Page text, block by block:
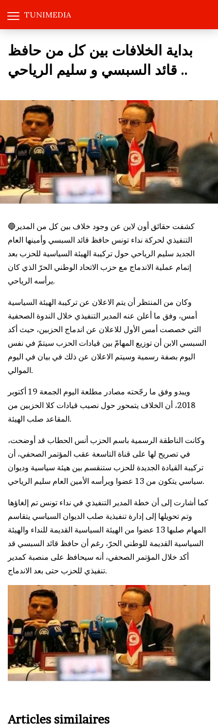
TUNIMEDIA
بداية الخلافات بين كل من حافظ
قائد السبسي و سليم الرياحي ..
🔵كشفت حقائق أون لاين عن وجود خلاف بين كل من المدير
التنفيذي لحركة نداء تونس حافظ قائد السبسي وأمينها العام
الجديد سليم الرياحي حول تركيبة الهيئة السياسية للحزب بعد
إتمام عملية الاندماج مع حزب الاتحاد الوطني الحرّ الذي كان
يرأسه الرياحي.
وكان من المنتظر أن يتم الاعلان عن تركيبة الهيئة السياسية
أمس، وفق ما أعلن عنه المدير التنفيذي خلال الندوة الصحفية
التي خصصت أمس الأول للاعلان عن اندماج الحزبين، حيث أكد
السبسي الابن أن توزيع المهامّ بين قيادات الحزب سيتمّ في نفس
اليوم بصفة رسمية وسيتم الاعلان عن ذلك في بيان في اليوم
الموالي.
ويبدو وفق ما رجّحته مصادر مطلعة اليوم الجمعة 19 أكتوبر
2018، أن الخلاف يتمحور حول نصيب قيادات كلا الحزبين من
المقاعد صلب الهيئة.
وكانت الناطقة الرسمية باسم الحزب أنس الحطاب قد أوضحت،
في تصريح لها على قناة التاسعة عقب المؤتمر الصحفي، أن
تركيبة القيادة الجديدة للحزب ستنقسم بين هيئة سياسية وديوان
سياسي يتكون من 13 عضوا ويرأسه الأمين العام سليم الرياحي.
كما أشارت إلى أن خطة المدير التنفيذي في نداء تونس تم إلغاؤها
وتم تحويلها إلى إدارة تنفيذية صلب الديوان السياسي يتقاسم
المهام صلبها 13 عضوا من الهيئة السياسية القديمة للنداء والهيئة
السياسية القديمة للوطني الحرّ، رغم أن حافظ قائد السبسي قد
أكد خلال المؤتمر الصحفي، أنه سيحافظ على منصبة كمدير
تنفيذي للحزب حتى بعد الاندماج.
Articles similaires